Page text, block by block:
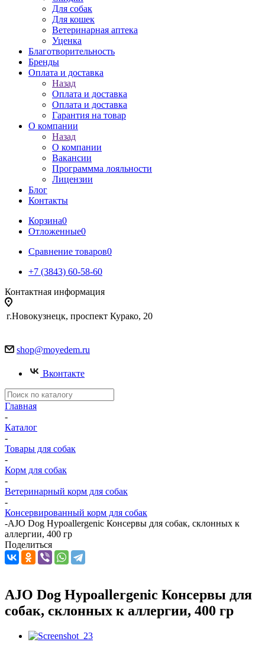
Для собак
Для кошек
Ветеринарная аптека
Уценка
Благотворительность
Бренды
Оплата и доставка
Назад
Оплата и доставка
Оплата и доставка
Гарантия на товар
О компании
Назад
О компании
Вакансии
Программма лояльности
Лицензии
Блог
Контакты
Корзина0
Отложенные0
Сравнение товаров0
+7 (3843) 60-58-60
Контактная информация
г.Новокузнецк, проспект Курако, 20
shop@moyedem.ru
Вконтакте
Главная
-
Каталог
-
Товары для собак
-
Корм для собак
-
Ветеринарный корм для собак
-
Консервированный корм для собак
-AJO Dog Hypoallergenic Консервы для собак, склонных к
аллергии, 400 гр
Поделиться
AJO Dog Hypoallergenic Консервы для
собак, склонных к аллергии, 400 гр